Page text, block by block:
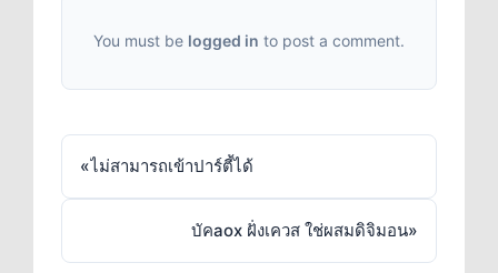
You must be logged in to post a comment.
«ไม่สามารถเข้าปาร์ตี้ได้
บัคaox ฝั่งเควส ใช่ผสมดิจิมอน»